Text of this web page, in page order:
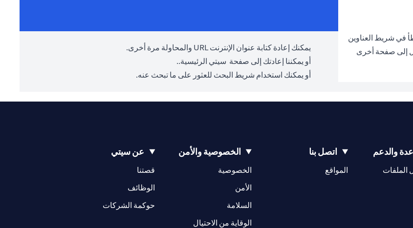
إلى صفحة أخرى
يمكنك إعادة كتابة عنوان الإنترنت URL والمحاولة مرة أخرى.
أو يمكننا إعادتك إلى صفحة سيتي الرئيسية..
أو يمكنك استخدام شريط البحث للعثور على ما تبحث عنه.
والدعم
الملفات
اتصل بنا
المواقعopens in a new tab
الخصوصية والأمن
الخصوصية opens in a new tab
الأمن
السلامة
الوقاية من الاحتيال
عن سيتي
قصتناopens in a new tab
الوظائفopens in a new tab
حوكمة الشركاتopens in a new tab